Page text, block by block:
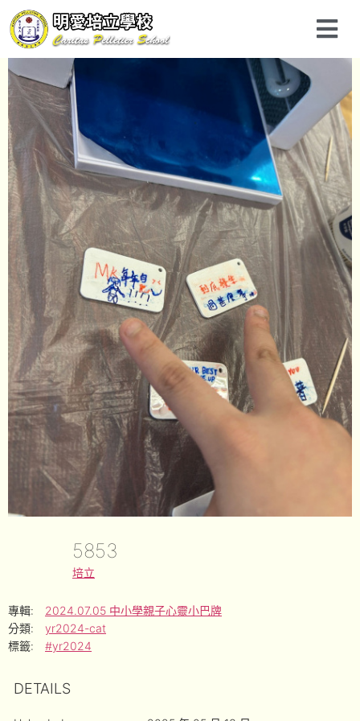
5853
培立
專輯:
2024.07.05 中小學親子心靈小巴牌
分類:
yr2024-cat
標籤:
#yr2024
DETAILS